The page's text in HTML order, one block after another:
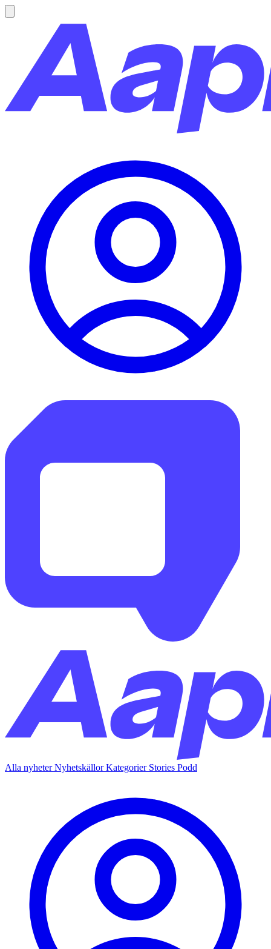
Alla nyheterNyhetskällorKategorier Stories Podd